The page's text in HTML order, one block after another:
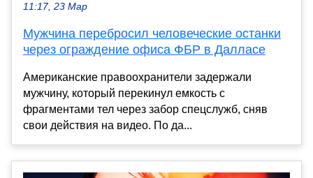
11:17, 23 Мар
Мужчина перебросил человеческие останки
через ограждение офиса ФБР в Далласе
Американские правоохранители задержали
мужчину, который перекинул емкость с
фрагментами тел через забор спецслужб, сняв
свои действия на видео. По да...